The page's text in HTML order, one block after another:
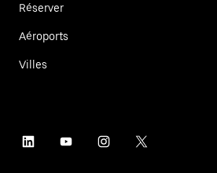
Réserver
Aéroports
Villes